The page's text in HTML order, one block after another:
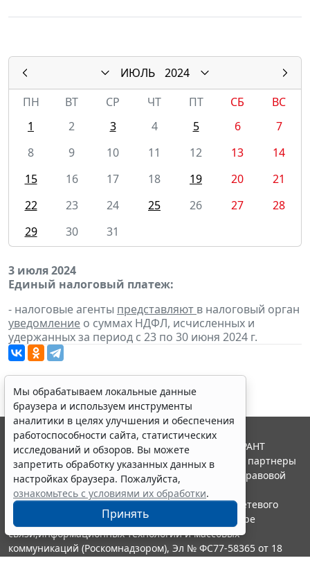
ИЮЛЬ
2024
ПН
ВТ СР ЧТ ПТ СБ
ВС
1
2 3 4 5 6
7
8
9 10 11 12 13
14
15
16 17 18 19 20
21
22
23 24 25 26 27
28
29
30 31
3 июля 2024
Единый налоговый платеж:
- налоговые агенты представляют в налоговый орган
уведомление о суммах НДФЛ, исчисленных и
удержанных за период с 23 по 30 июня 2024 г.
Мы обрабатываем локальные данные
браузера и используем инструменты
аналитики в целях улучшения и обеспечения
работоспособности сайта, статистических
исследований и обзоров. Вы можете
запретить обработку указанных данных в
настройках браузера. Пожалуйста,
ознакомьтесь с условиями их обработки.
Принять
© ООО "НПП "ГАРАНТ-СЕРВИС", 2026. Система ГАРАНТ
выпускается с 1990 года. Компания "Гарант" и ее партнеры
являются участниками Российской ассоциации правовой
информации ГАРАНТ.
Портал ГАРАНТ.РУ зарегистрирован в качестве сетевого
издания Федеральной службой по надзору в сфере
связи,информационных технологий и массовых
коммуникаций (Роскомнадзором), Эл № ФС77-58365 от 18